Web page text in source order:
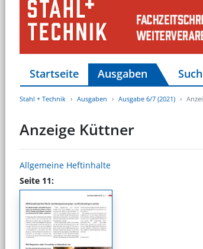
Startseite Ausgaben
Stahl + Technik Ausgaben Ausgabe 6/7 (2021)
Anzeige Küttner
Allgemeine Heftinhalte
Seite 11: